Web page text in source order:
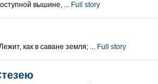
вышине, ... Full story
как в саване земля; ... Full story